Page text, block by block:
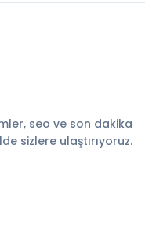
seo ve son dakika
sizlere ulaştırıyoruz.